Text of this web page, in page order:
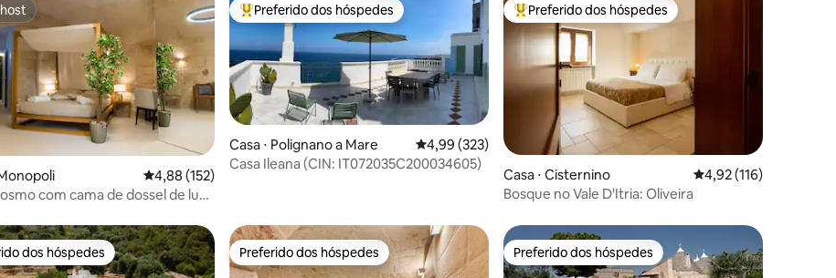
média de 5, 142 avaliações4,88 de uma avaliação média de 5, 152 avaliações
4,88 (152)
com cama de dossel de luxo
Entre os melhores preferidos dos hóspedes
Preferido dos hóspedes
Casa ⋅ Polignano a Mare 4,99 de uma avaliação média de 5, 323 avaliações
4,99 (323)
Casa Ileana (CIN: IT072035C200034605)
Entre os melhores preferidos dos hóspedes
Preferido dos hóspedes
Casa ⋅ Cisternino 4,92 de uma avaliação
4,92 (116)
Bosque no Vale D'Itria: Oliveira
dos hóspedes
dos hóspedes Preferido dos hóspedes
Preferido dos hóspedes Preferido dos hóspedes
Preferido dos hóspedes